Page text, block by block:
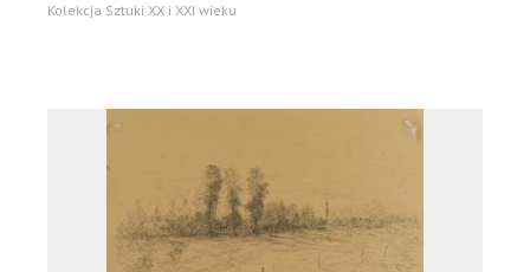
Kolekcja Sztuki XX i XXI wieku